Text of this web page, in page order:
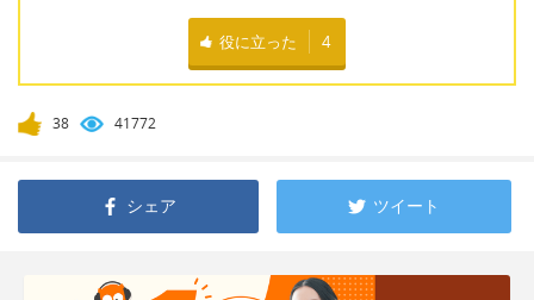
役に立った 4
38 41772
シェア ツイート